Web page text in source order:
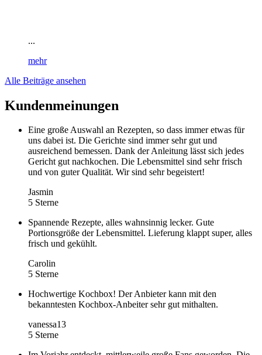
...
mehr
Alle Beiträge ansehen
Kundenmeinungen
Eine große Auswahl an Rezepten, so dass immer etwas für
uns dabei ist. Die Gerichte sind immer sehr gut und
ausreichend bemessen. Dank der Anleitung lässt sich jedes
Gericht gut nachkochen. Die Lebensmittel sind sehr frisch
und von guter Qualität. Wir sind sehr begeistert!
Jasmin
5 Sterne
Spannende Rezepte, alles wahnsinnig lecker. Gute
Portionsgröße der Lebensmittel. Lieferung klappt super, alles
frisch und gekühlt.
Carolin
5 Sterne
Hochwertige Kochbox! Der Anbieter kann mit den
bekanntesten Kochbox-Anbeiter sehr gut mithalten.
vanessa13
5 Sterne